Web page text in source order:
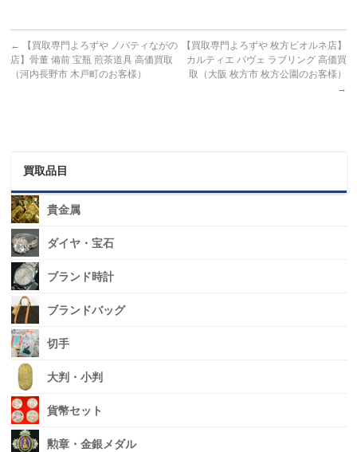
←
【買取専門よろずや ノバティながの
店】骨董 備前 宝瓶 煎茶道具 高価買取
（河内長野市 木戸町のお客様）
【買取専門よろずや 枚方ビオルネ店】
カルティエ パヴェ ラブリング 高価買
取（大阪 枚方市 枚方公園のお客様）
→
買取品目
貴金属
ダイヤ・宝石
ブランド時計
ブランドバッグ
切手
大判・小判
貨幣セット
勲章・金銀メダル